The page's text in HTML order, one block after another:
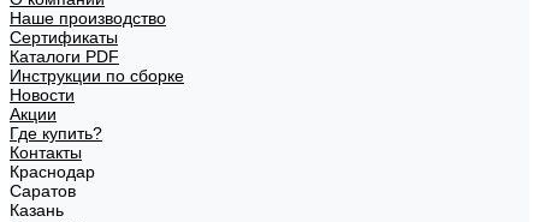
Наше производство
Сертификаты
Каталоги PDF
Инструкции по сборке
Новости
Акции
Где купить?
Контакты
Краснодар
Саратов
Казань